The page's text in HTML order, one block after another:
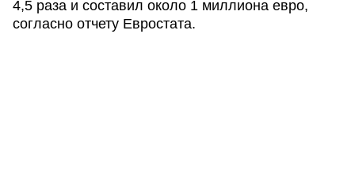
4,5 раза и составил около 1 миллиона евро,
согласно отчету Евростата.